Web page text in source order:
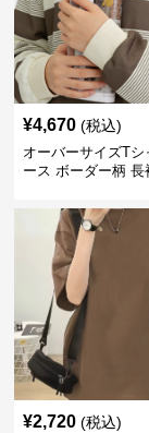
¥4,670 (税込)
オーバーサイズTシ
ース ボーダー柄
¥2,720 (税込)